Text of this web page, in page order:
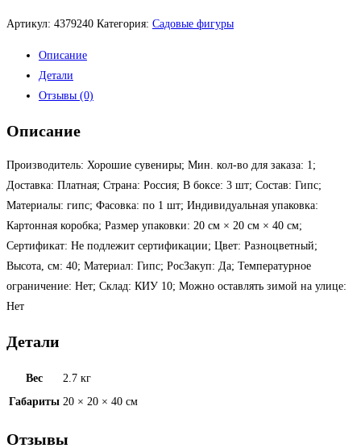
Артикул: 4379240 Категория: Садовые фигуры
Описание
Детали
Отзывы (0)
Описание
Производитель: Хорошие сувениры; Мин. кол-во для заказа: 1;
Доставка: Платная; Страна: Россия; В боксе: 3 шт; Состав: Гипс;
Материалы: гипс; Фасовка: по 1 шт; Индивидуальная упаковка:
Картонная коробка; Размер упаковки: 20 см × 20 см × 40 см;
Сертификат: Не подлежит сертификации; Цвет: Разноцветный;
Высота, см: 40; Материал: Гипс; РосЗакуп: Да; Температурное
ограничение: Нет; Склад: КИУ 10; Можно оставлять зимой на улице:
Нет
Детали
Вес
2.7 кг
Габариты 20 × 20 × 40 см
Отзывы